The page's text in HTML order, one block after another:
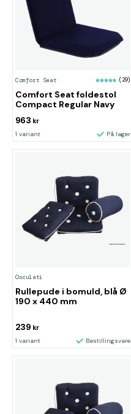
Comfort Seat (29)
Comfort Seat foldestol
Compact Regular Navy
963 kr
1 variant På lager
Osculati
Rullepude i bomuld, blå Ø
190 x 440 mm
239 kr
1 variant Bestillingsvare